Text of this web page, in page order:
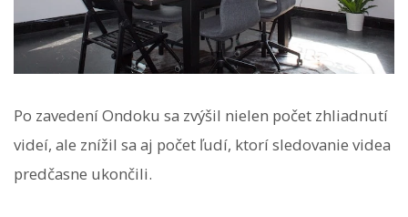
Po zavedení Ondoku sa zvýšil nielen počet zhliadnutí
videí, ale znížil sa aj počet ľudí, ktorí sledovanie videa
predčasne ukončili.